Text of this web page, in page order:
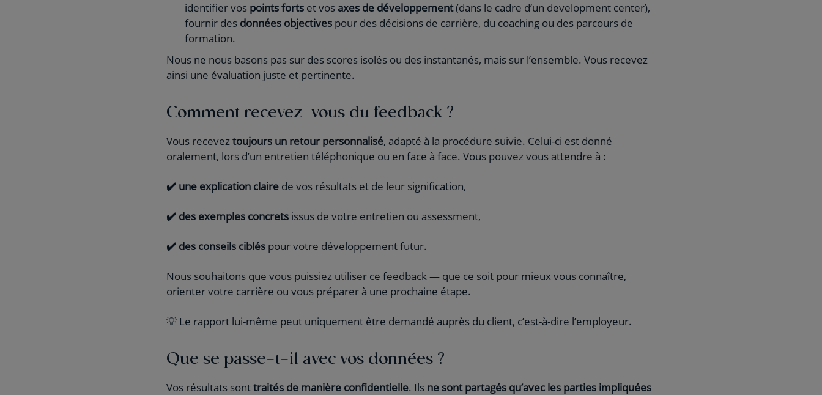
identifier vos points forts et vos axes de développement(dans le cadre d’un development center),
fournir des données objectives pour des décisions de carrière, du coaching ou des parcours de
formation.
Nous ne nous basons pas sur des scores isolés ou des instantanés, mais sur l’ensemble. Vous recevez
ainsi une évaluation juste et pertinente.
Comment recevez-vous du feedback ?
Vous receveztoujours un retour personnalisé, adapté à la procédure suivie. Celui-ci est donné
oralement, lors d’un entretien téléphonique ou en face à face. Vous pouvez vous attendre à :
✔️ une explication claire de vos résultats et de leur signification,
✔️ des exemples concrets issus de votre entretien ou assessment,
✔️ des conseils ciblés pour votre développement futur.
Nous souhaitons que vous puissiez utiliser ce feedback — que ce soit pour mieux vous connaître,
orienter votre carrière ou vous préparer à une prochaine étape.
💡 Le rapport lui-même peut uniquement être demandé auprès du client, c’est-à-dire l’employeur.
Que se passe-t-il avec vos données ?
Vos résultats sonttraités de manière confidentielle. Ils ne sont partagés qu’avec les parties impliquées